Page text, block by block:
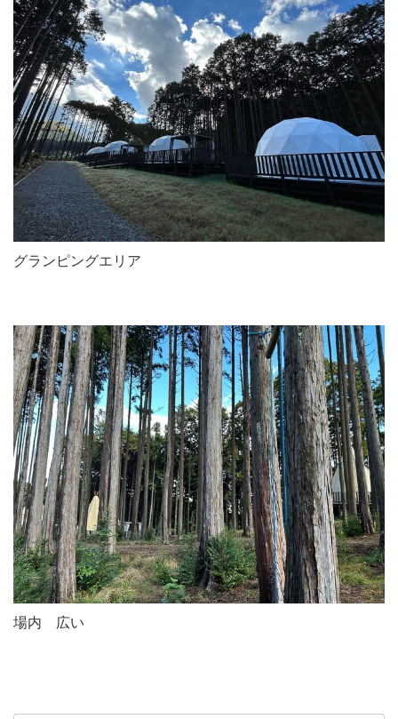
グランピングエリア
場内 広い